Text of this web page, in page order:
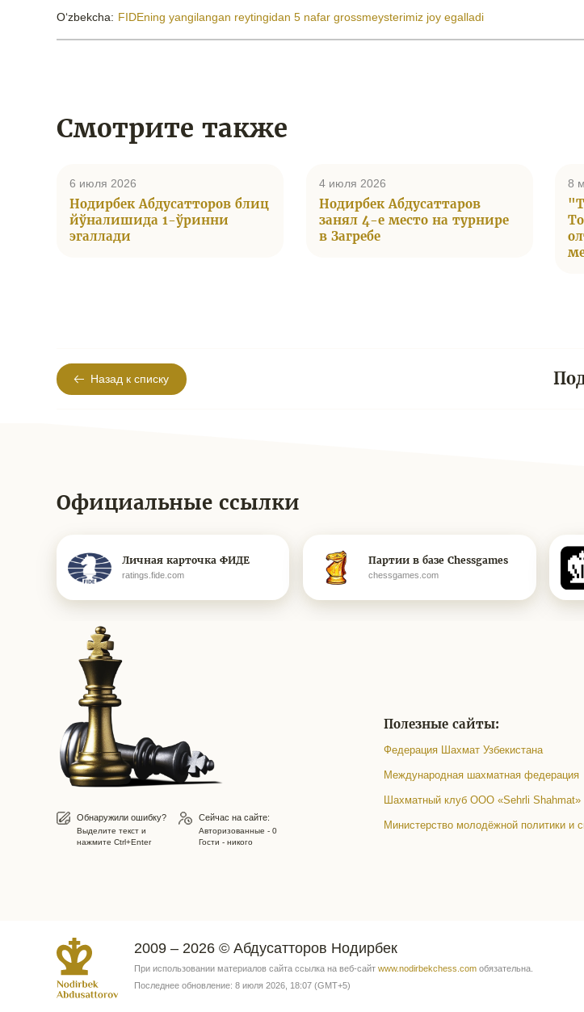
Oʻzbekcha: FIDEning yangilangan reytingidan 5 nafar grossmeysterimiz joy egalladi
Смотрите также
6 июля 2026
Нодирбек Абдусатторов блиц
йўналишида 1-ўринни
эгаллади
4 июля 2026
Нодирбек Абдусаттаров
занял 4-е место на турнире
в Загребе
8
Назад к списку
Официальные ссылки
Личная карточка ФИДЕ
ratings.fide.com
Партии в базе Chessgames
chessgames.com
Обнаружили ошибку?
Выделите текст и
нажмите Ctrl+Enter
Сейчас на сайте:
Авторизованные - 0
Гости - никого
Полезные сайты:
Федерация Шахмат Узбекистана
Международная шахматная федерация
Шахматный клуб ООО «Sehrli Shahmat»
Министерство молодёжной политики и
2009 – 2026 © Абдусатторов Нодирбек
При использовании материалов сайта ссылка на веб-сайт www.nodirbekchess.comобязательна.
Последнее обновление: 8 июля 2026, 18:07 (GMT+5)